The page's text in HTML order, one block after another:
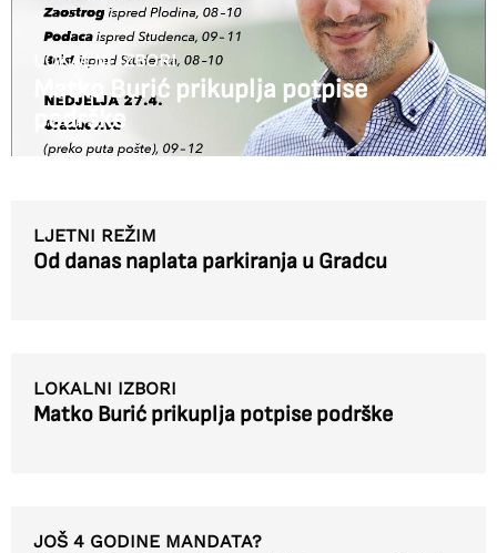
LOKALNI IZBORI
Matko Burić prikuplja potpise
podrške
LJETNI REŽIM
Od danas naplata parkiranja u Gradcu
LOKALNI IZBORI
Matko Burić prikuplja potpise podrške
JOŠ 4 GODINE MANDATA?